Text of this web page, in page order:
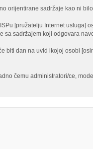
sadržaje kao ni
[pružatelju Internet usluga]
sa sadržajem koji odgovara
dan na uvid ikojoj osobi
čemu administratori/ce,